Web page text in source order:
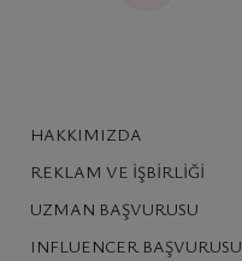
HAKKIMIZDA
REKLAM VE İŞBIRLIĞI
UZMAN BAŞVURUSU
INFLUENCER BAŞVURUSU